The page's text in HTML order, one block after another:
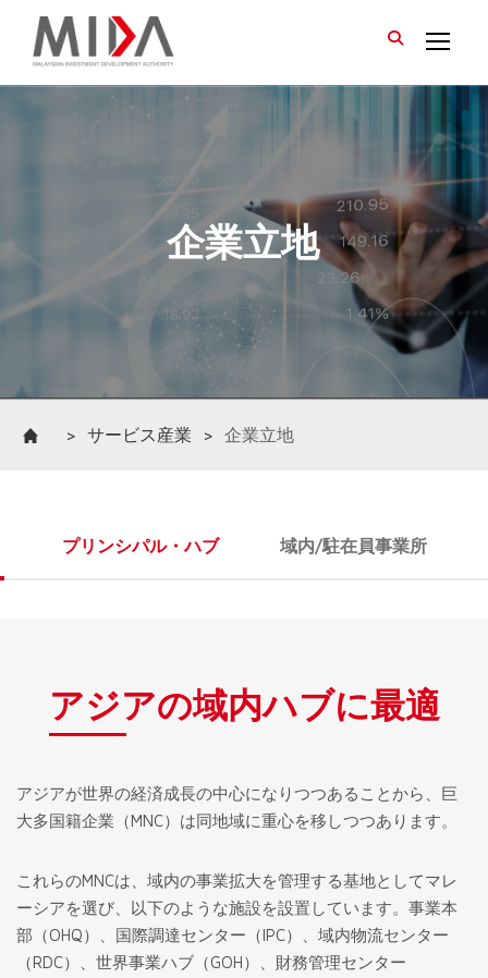
> サービス産業 > 企業立地
プリンシパル・ハブ 域内/駐在員事業所
アジアの域内ハブに最適
アジアが世界の経済成長の中心になりつつあることから、巨
大多国籍企業（MNC）は同地域に重心を移しつつあります。
これらのMNCは、域内の事業拡大を管理する基地としてマレ
ーシアを選び、以下のような施設を設置しています。事業本
部（OHQ）、国際調達センター（IPC）、域内物流センター
（RDC）、世界事業ハブ（GOH）、財務管理センター